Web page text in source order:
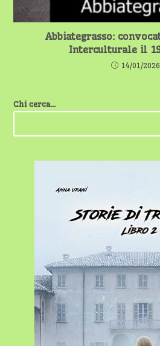
Abbiategrasso:
Interculturale il
14/01/2026
Chi cerca...